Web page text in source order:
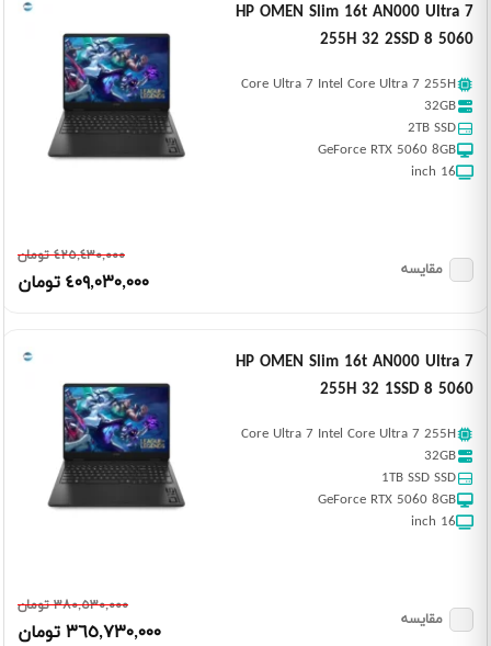
HP OMEN Slim 16t AN000 Ultra 7
255H 32 2SSD 8 5060
Core Ultra 7 Intel Core Ultra 7 255H
32GB
2TB SSD
GeForce RTX 5060 8GB
16 inch
٤٢٥,٤٣٠,٠٠٠ تومان
٤٠٩,٠٣٠,٠٠٠ تومان
مقایسه
HP OMEN Slim 16t AN000 Ultra 7
255H 32 1SSD 8 5060
Core Ultra 7 Intel Core Ultra 7 255H
32GB
1TB SSD SSD
GeForce RTX 5060 8GB
16 inch
٣٨٠,٥٣٠,٠٠٠ تومان
٣٦٥,٧٣٠,٠٠٠ تومان
مقایسه